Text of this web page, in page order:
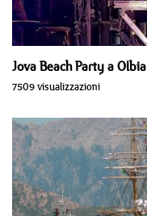
Jova Beach Party a Olbia
7509 visualizzazioni